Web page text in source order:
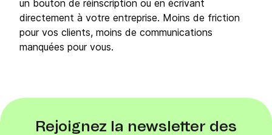
un bouton de réinscription ou en écrivant
directement à votre entreprise. Moins de friction
pour vos clients, moins de communications
manquées pour vous.
Rejoignez la newsletter des